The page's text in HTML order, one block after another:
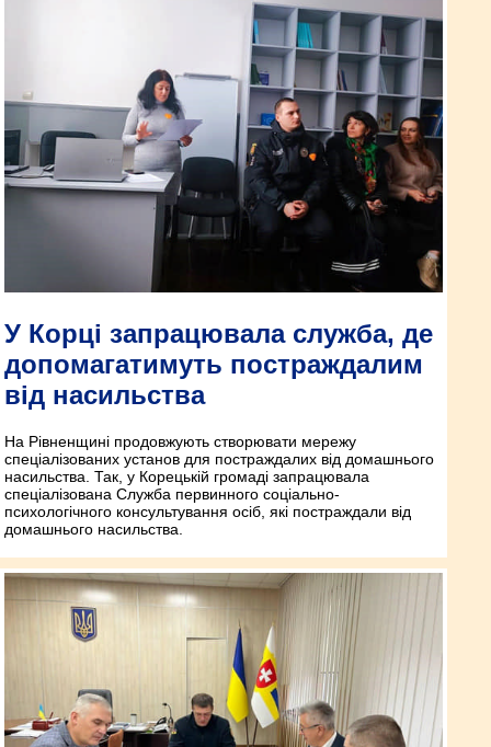
У Корці запрацювала служба, де
допомагатимуть постраждалим
від насильства
На Рівненщині продовжують створювати мережу
спеціалізованих установ для постраждалих від домашнього
насильства. Так, у Корецькій громаді запрацювала
спеціалізована Служба первинного соціально-
психологічного консультування осіб, які постраждали від
домашнього насильства.